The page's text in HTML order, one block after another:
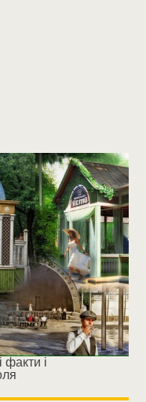
факти і